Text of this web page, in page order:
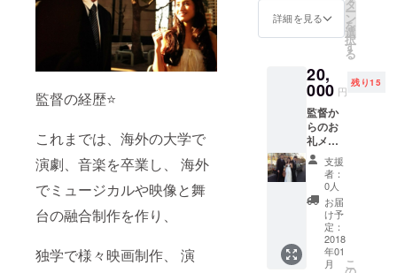
監督の経歴⭐️
これまでは、海外の大学で
演劇、音楽を卒業し、 海外
でミュージカルや映像と舞
台の融合制作を作り、
独学で様々映画制作、 演
作詞作
曲CD
と、出
波ドラ
マDVD2
プレゼ
ント 主
演俳
優、
SADA
のレア
ものCD
アルバ
ム8曲入
詳細を見る
タ
ー
ン
を
選
択
す
る
20,
000 円
残り15
監督か
らのお
礼メー
ル 監
督、好
きな主
演女優
俳優の
サイン
エンド
ロール
クレ
支援
者：
0人
お届
け予
定：
2018
年01
月
こ